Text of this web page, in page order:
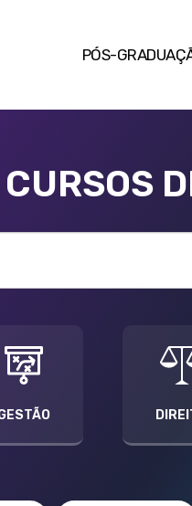
PÓS-